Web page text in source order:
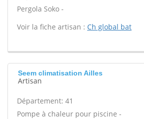
Pergola Soko -
Voir la fiche artisan : Ch global bat
Seem climatisation Ailles
Artisan
Département: 41
Pompe à chaleur pour piscine -